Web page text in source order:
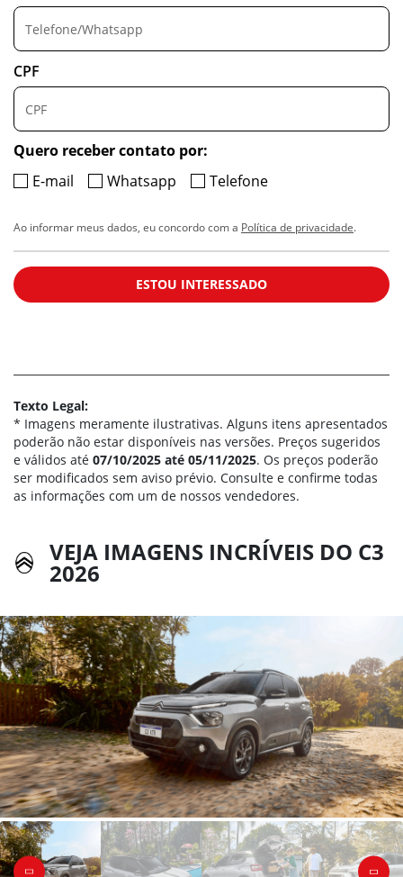
CPF
Quero receber contato por:
E-mail
Whatsapp Telefone
Ao informar meus dados, eu concordo com a Política de privacidade.
ESTOU INTERESSADO
Texto Legal:
* Imagens meramente ilustrativas. Alguns itens apresentados
poderão não estar disponíveis nas versões. Preços sugeridos
e válidos até 07/10/2025 até 05/11/2025. Os preços poderão
ser modificados sem aviso prévio. Consulte e confirme todas
as informações com um de nossos vendedores.
VEJA IMAGENS INCRÍVEIS DO C3
2026